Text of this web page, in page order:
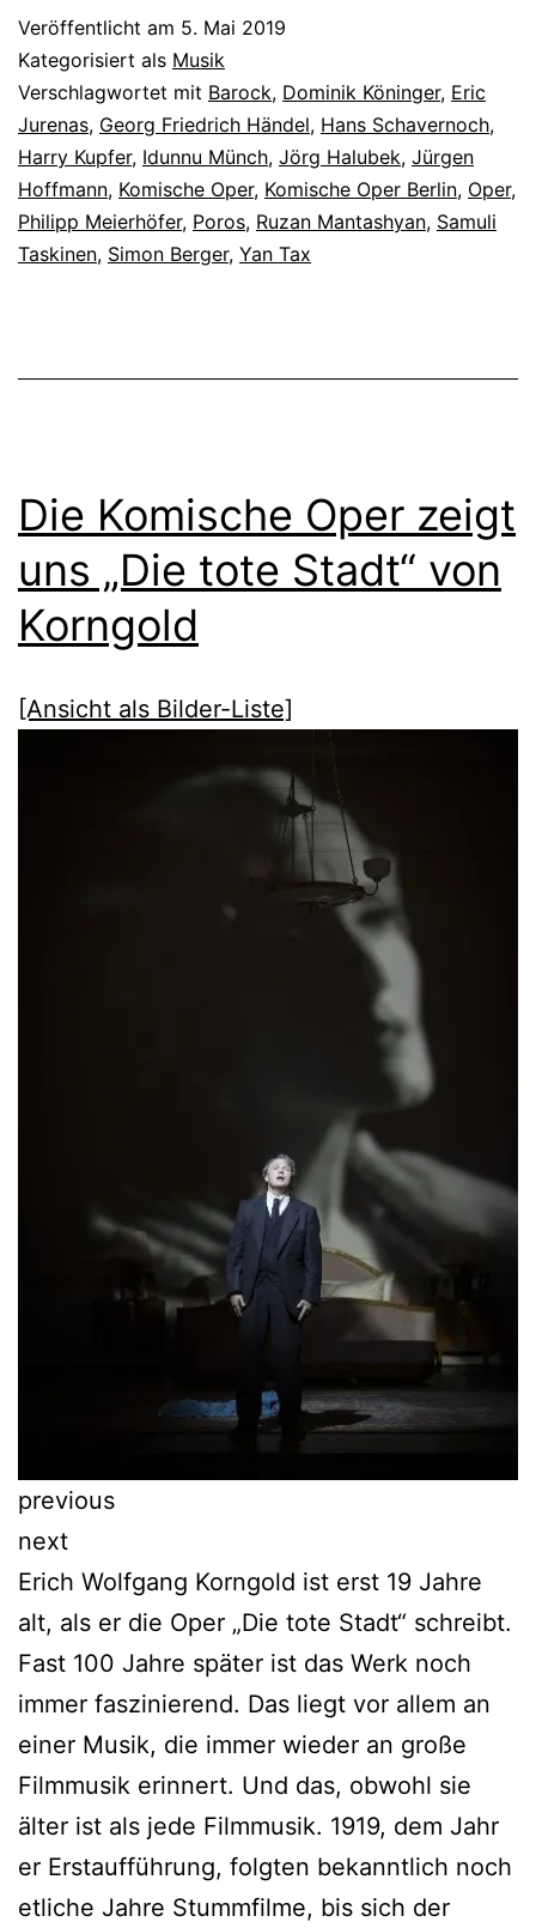
Veröffentlicht am 5. Mai 2019
Kategorisiert als Musik
Verschlagwortet mit Barock, Dominik Köninger, Eric
Jurenas, Georg Friedrich Händel, Hans Schavernoch,
Harry Kupfer, Idunnu Münch, Jörg Halubek, Jürgen
Hoffmann, Komische Oper, Komische Oper Berlin, Oper,
Philipp Meierhöfer, Poros, Ruzan Mantashyan, Samuli
Taskinen, Simon Berger, Yan Tax
Die Komische Oper zeigt
uns „Die tote Stadt“ von
Korngold
[Ansicht als Bilder-Liste]
previous
next
Erich Wolfgang Korngold ist erst 19 Jahre
alt, als er die Oper „Die tote Stadt“ schreibt.
Fast 100 Jahre später ist das Werk noch
immer faszinierend. Das liegt vor allem an
einer Musik, die immer wieder an große
Filmmusik erinnert. Und das, obwohl sie
älter ist als jede Filmmusik. 1919, dem Jahr
er Erstaufführung, folgten bekanntlich noch
etliche Jahre Stummfilme, bis sich der